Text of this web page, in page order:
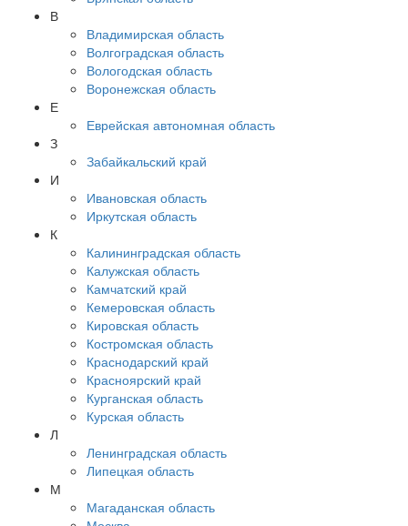
В
Владимирская область
Волгоградская область
Вологодская область
Воронежская область
Е
Еврейская автономная область
З
Забайкальский край
И
Ивановская область
Иркутская область
К
Калининградская область
Калужская область
Камчатский край
Кемеровская область
Кировская область
Костромская область
Краснодарский край
Красноярский край
Курганская область
Курская область
Л
Ленинградская область
Липецкая область
М
Магаданская область